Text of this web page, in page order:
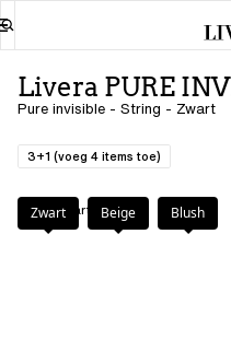
Livera PURE
Pure invisible - String - Zwart
3+1 (voeg 4 items toe)
Kleur: Zwart
Zwart Beige Blush